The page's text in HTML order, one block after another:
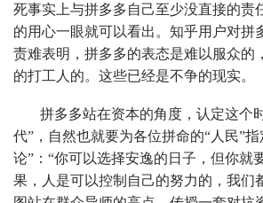
死事实上与拼多多自己至少没直接的责
的用心一眼就可以看出。知乎用户对拼
责难表明，拼多多的表态是难以服众的
的打工人的。这些已经是不争的现实。
拼多多站在资本的角度，认定这个
代”，自然也就要为各位拼命的“人民”
论”：“你可以选择安逸的日子，但你就
果，人是可以控制自己的努力的，我们